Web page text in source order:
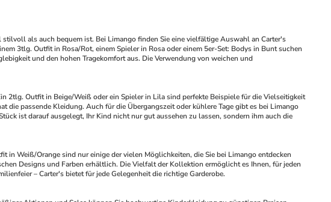
als auch bequem ist. Bei Limango finden Sie eine vielfältige Auswahl an Carter's
3tlg. Outfit in Rosa/Rot, einem Spieler in Rosa oder einem 5er-Set: Bodys in Bunt suchen
und den hohen Tragekomfort aus. Die Verwendung von weichen und
2tlg. Outfit in Beige/Weiß oder ein Spieler in Lila sind perfekte Beispiele für die Vielseitigkeit
die passende Kleidung. Auch für die Übergangszeit oder kühlere Tage gibt es bei Limango
ist darauf ausgelegt, Ihr Kind nicht nur gut aussehen zu lassen, sondern ihm auch die
Weiß/Orange sind nur einige der vielen Möglichkeiten, die Sie bei Limango entdecken
Designs und Farben erhältlich. Die Vielfalt der Kollektion ermöglicht es Ihnen, für jeden
– Carter's bietet für jede Gelegenheit die richtige Garderobe.